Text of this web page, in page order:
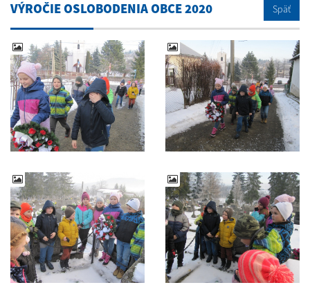
VÝROČIE OSLOBODENIA OBCE 2020 Späť